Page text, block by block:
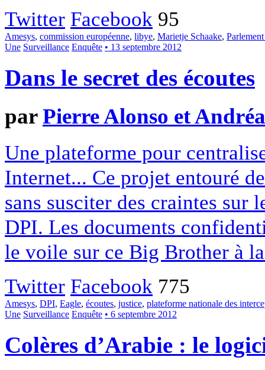
Twitter Facebook 95
Amesys, commission européenne, libye, Marietje Schaake,
Une Surveillance Enquête • 13 septembre 2012
Dans le secret des écoutes
parPierre Alonso et
Une plateforme pour
Internet... Ce projet entouré
sans susciter des craintes
DPI. Les documents
le voile sur ce Big Brother à
Twitter Facebook 775
Amesys, DPI, Eagle, écoutes, justice, plateforme nationale des
Une Surveillance Enquête • 6 septembre 2012
Colères d’Arabie : le